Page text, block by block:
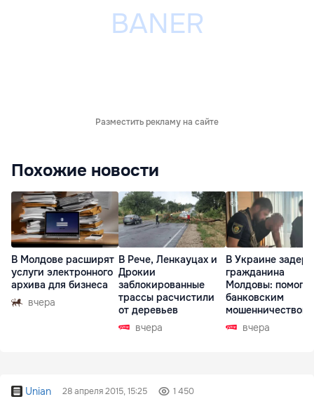
Разместить рекламу на сайте
Похожие новости
В Молдове расширят
услуги электронного
архива для бизнеса
вчера
В Рече, Ленкауцах и
Дрокии
заблокированные
трассы расчистили
от деревьев
вчера
В Украине
гражданина
Молдовы:
банковским
мошенничеством
Чехиивчера
Unian 28 апреля 2015, 15:25 1 450